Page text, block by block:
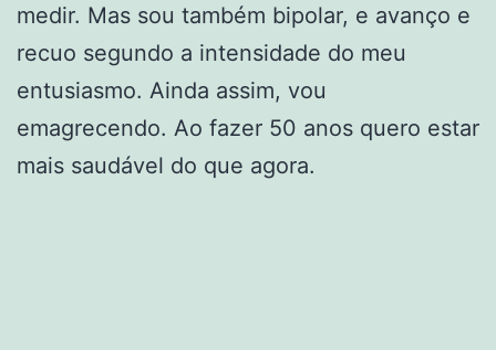
medir. Mas sou também bipolar, e avanço e
recuo segundo a intensidade do meu
entusiasmo. Ainda assim, vou
emagrecendo. Ao fazer 50 anos quero estar
mais saudável do que agora.